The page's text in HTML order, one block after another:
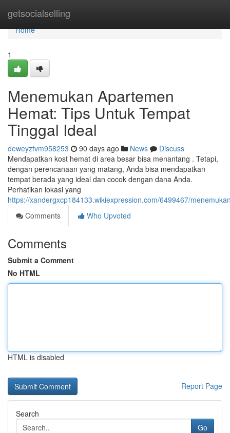
getsocialselling
Home
Home
1
Menemukan Apartemen
Hemat: Tips Untuk Tempat
Tinggal Ideal
deweyzfvm958253 90 days ago News
Discuss
Mendapatkan kost hemat di area besar bisa menantang . Tetapi,
dengan perencanaan yang matang, Anda bisa mendapatkan
tempat berada yang ideal dan cocok dengan dana Anda.
Perhatikan lokasi yang
https://xandergxcp184133.wikiexpression.com/6499467/
Comments
Who Upvoted
Comments
Submit a Comment
No HTML
HTML is disabled
Report Page
Search
Go